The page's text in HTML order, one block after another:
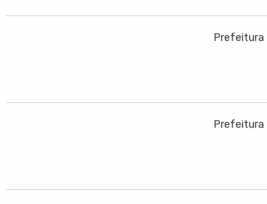
Prefeitura
Prefeitura